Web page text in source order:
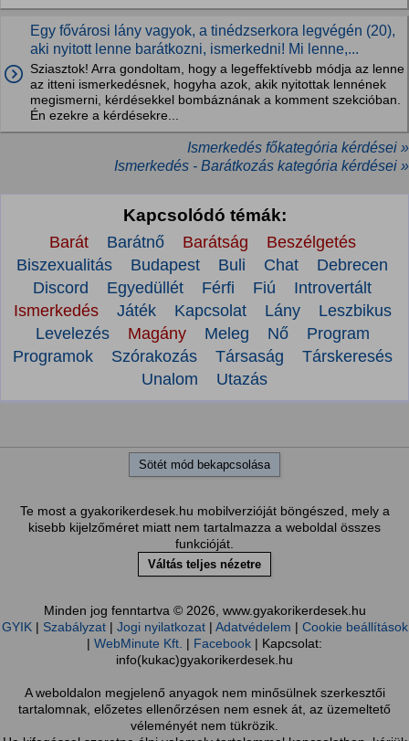
Egy fővárosi lány vagyok, a tinédzserkora legvégén (20),
aki nyitott lenne barátkozni, ismerkedni! Mi lenne,...
Sziasztok! Arra gondoltam, hogy a legeffektívebb módja az lenne
az itteni ismerkedésnek, hogyha azok, akik nyitottak lennének
megismerni, kérdésekkel bombáznának a komment szekcióban.
Én ezekre a kérdésekre...
Ismerkedés főkategória kérdései »
Ismerkedés - Barátkozás kategória kérdései »
Kapcsolódó témák:
Barát Barátnő Barátság
Beszélgetés
Biszexualitás
Budapest Buli Chat
Debrecen
Discord
Egyedüllét Férfi Fiú
Introvertált
Ismerkedés
Játék Kapcsolat Lány
Leszbikus
Levelezés
Magány Meleg Nő
Program
Programok
Szórakozás Társaság
Társkeresés
Unalom
Utazás
Sötét mód bekapcsolása
Te most a gyakorikerdesek.hu mobilverzióját böngészed, mely a
kisebb kijelzőméret miatt nem tartalmazza a weboldal összes
funkcióját.
Váltás teljes nézetre
Minden jog fenntartva © 2026, www.gyakorikerdesek.hu
GYIK| Szabályzat| Jogi nyilatkozat| Adatvédelem | Cookie beállítások
| WebMinute Kft. | Facebook | Kapcsolat:
info(kukac)gyakorikerdesek.hu
A weboldalon megjelenő anyagok nem minősülnek szerkesztői
tartalomnak, előzetes ellenőrzésen nem esnek át, az üzemeltető
véleményét nem tükrözik.